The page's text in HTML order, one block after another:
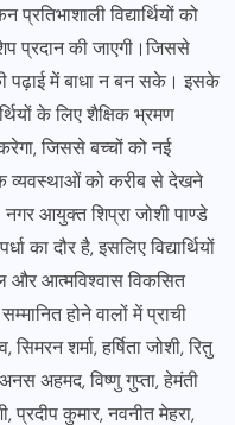
विद्यार्थियों को
प्रदान की जाएगी।जिससे
पढ़ाई में बाधा न बन सके। इसके
के लिए शैक्षिक भ्रमण
जिससे बच्चों को नई
को करीब से देखने
आयुक्त शिप्रा जोशी पाण्डे
का दौर है, इसलिए विद्यार्थियों
और आत्मविश्वास विकसित
होने वालों में प्राची
शर्मा, हर्षिता जोशी, रितु
अहमद, विष्णु गुप्ता, हेमंती
प्रदीप कुमार, नवनीत मेहरा,